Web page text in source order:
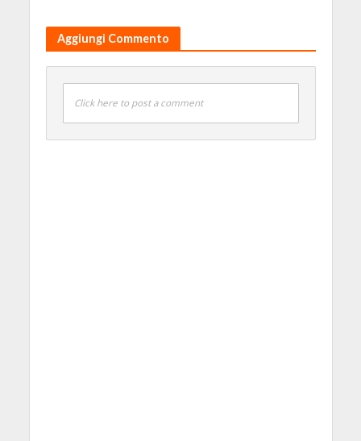
Aggiungi Commento
Click here to post a comment